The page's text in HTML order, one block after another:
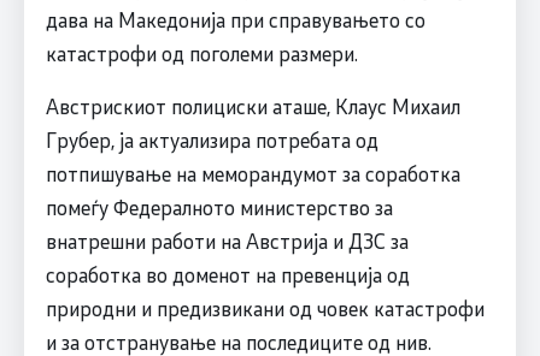
дава на Македонија при справувањето со
катастрофи од поголеми размери.
Австрискиот полициски аташе, Клаус Михаил
Грубер, ја актуализира потребата од
потпишување на меморандумот за соработка
помеѓу Федералното министерство за
внатрешни работи на Австрија и ДЗС за
соработка во доменот на превенција од
природни и предизвикани од човек катастрофи
и за отстранување на последиците од нив.